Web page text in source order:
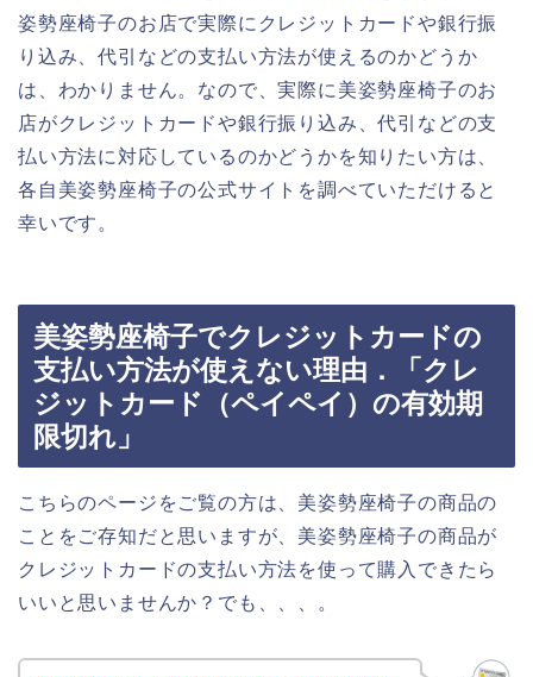
姿勢座椅子のお店で実際にクレジットカードや銀行振
り込み、代引などの支払い方法が使えるのかどうか
は、わかりません。なので、実際に美姿勢座椅子のお
店がクレジットカードや銀行振り込み、代引などの支
払い方法に対応しているのかどうかを知りたい方は、
各自美姿勢座椅子の公式サイトを調べていただけると
幸いです。
美姿勢座椅子でクレジットカードの
支払い方法が使えない理由．「クレ
ジットカード（ペイペイ）の有効期
限切れ」
こちらのページをご覧の方は、美姿勢座椅子の商品の
ことをご存知だと思いますが、美姿勢座椅子の商品が
クレジットカードの支払い方法を使って購入できたら
いいと思いませんか？でも、、、。